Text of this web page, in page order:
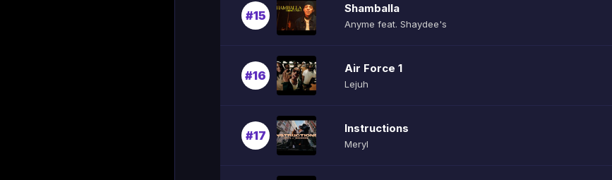
#15
Shamballa
Anyme feat. Shaydee's
#16
Air Force 1
Lejuh
#17
Instructions
Meryl